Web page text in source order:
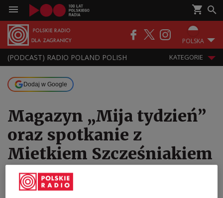
POLSKA
(PODCAST) RADIO POLAND POLISH KATEGORIE
Dodaj w Google
Magazyn „Mija tydzień”
oraz spotkanie z
Mietkiem Szcześniakiem
16.05.2026 22:00